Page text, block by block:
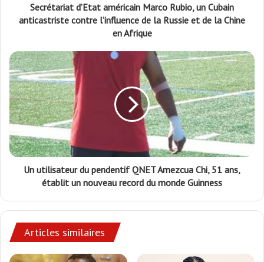
Secrétariat d’Etat américain Marco Rubio, un Cubain
anticastriste contre l’influence de la Russie et de la Chine
en Afrique
Un utilisateur du pendentif QNET Amezcua Chi, 51 ans,
établit un nouveau record du monde Guinness
Articles similaires